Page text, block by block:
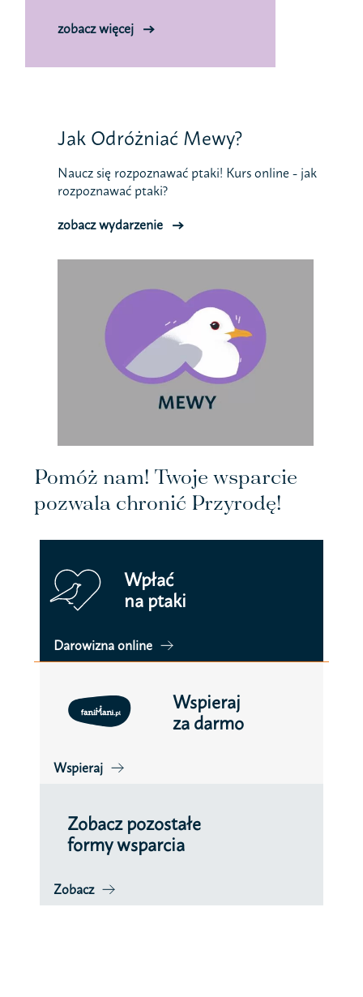
zobacz więcej
Jak Odróżniać Mewy?
Naucz się rozpoznawać ptaki! Kurs online - jak
rozpoznawać ptaki?
zobacz wydarzenie
Pomóż nam! Twoje wsparcie
pozwala chronić Przyrodę!
Wpłać
na ptaki
Darowizna online
Wspieraj
za darmo
Wspieraj
Zobacz pozostałe
formy wsparcia
Zobacz